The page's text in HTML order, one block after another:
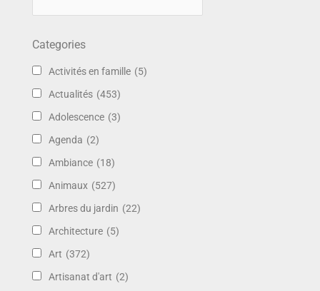
Categories
Activités en famille (5)
Actualités (453)
Adolescence (3)
Agenda (2)
Ambiance (18)
Animaux (527)
Arbres du jardin (22)
Architecture (5)
Art (372)
Artisanat d'art (2)